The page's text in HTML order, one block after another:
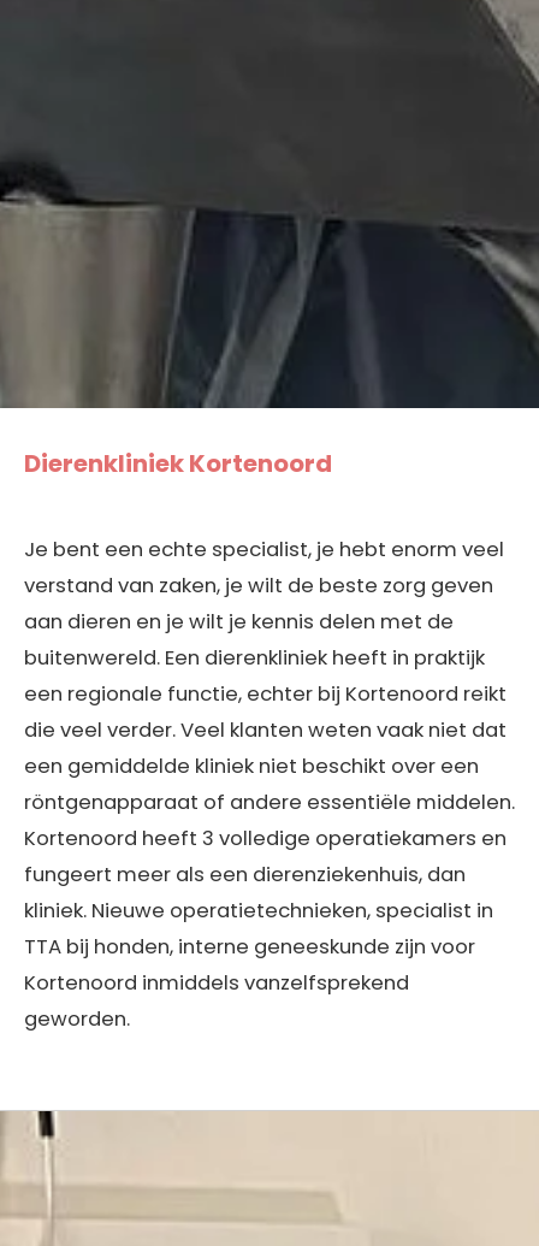
Dierenkliniek Kortenoord
Je bent een echte specialist, je hebt enorm veel
verstand van zaken, je wilt de beste zorg geven
aan dieren en je wilt je kennis delen met de
buitenwereld. Een dierenkliniek heeft in praktijk
een regionale functie, echter bij Kortenoord reikt
die veel verder. Veel klanten weten vaak niet dat
een gemiddelde kliniek niet beschikt over een
röntgenapparaat of andere essentiële middelen.
Kortenoord heeft 3 volledige operatiekamers en
fungeert meer als een dierenziekenhuis, dan
kliniek. Nieuwe operatietechnieken, specialist in
TTA bij honden, interne geneeskunde zijn voor
Kortenoord inmiddels vanzelfsprekend
geworden.